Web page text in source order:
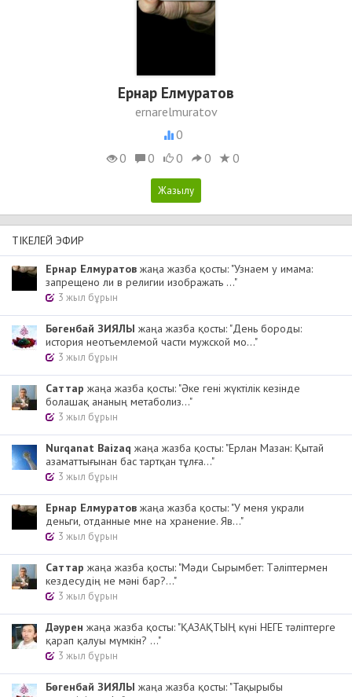
Ернар Елмуратов
ernarelmuratov
0
0
0 0 0 0
ТІКЕЛЕЙ ЭФИР
Ернар Елмуратов жаңа жазба қосты: "Узнаем у имама:
запрещено ли в религии изображать ..."
3 жыл бұрын
Бөгенбай ЗИЯЛЫ жаңа жазба қосты: "День бороды:
история неотъемлемой части мужской мо..."
3 жыл бұрын
Cаттар жаңа жазба қосты: "Әке гені жүктілік кезінде
болашақ ананың метаболиз..."
3 жыл бұрын
Nurqanat Baizaq жаңа жазба қосты: "Ерлан Мазан: Қытай
азаматтығынан бас тартқан тұлға..."
3 жыл бұрын
Ернар Елмуратов жаңа жазба қосты: "У меня украли
деньги, отданные мне на хранение. Яв..."
3 жыл бұрын
Cаттар жаңа жазба қосты: "Мәди Сырымбет: Тәліптермен
кездесудің не мәні бар?..."
3 жыл бұрын
Дәурен жаңа жазба қосты: "ҚАЗАҚТЫҢ күні НЕГЕ тәліптерге
қарап қалуы мүмкін? ..."
3 жыл бұрын
Бөгенбай ЗИЯЛЫ жаңа жазба қосты: "Тақырыбы